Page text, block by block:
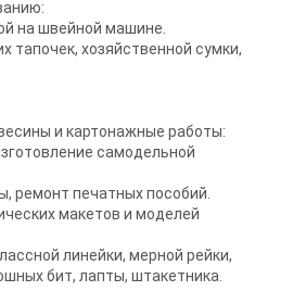
на швейной машине.
тапочек, хозяйственной сумки,
и картонажные работы:
самодельной
ремонт печатных пособий.
макетов и моделей
линейки, мерной рейки,
бит, лапты, штакетника.